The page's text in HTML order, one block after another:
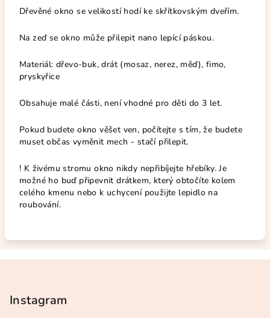
Dřevěné okno se velikostí hodí ke skřítkovským dveřím.
Na zeď se okno může přilepit nano lepící páskou.
Materiál: dřevo-buk, drát (mosaz, nerez, měď), fimo,
pryskyřice
Obsahuje malé části, není vhodné pro děti do 3 let.
Pokud budete okno věšet ven, počítejte s tím, že budete
muset občas vyměnit mech - stačí přilepit.
! K živému stromu okno nikdy nepřibíjejte hřebíky. Je
možné ho buď připevnit drátkem, který obtočíte kolem
celého kmenu nebo k uchycení použijte lepidlo na
roubování.
Instagram